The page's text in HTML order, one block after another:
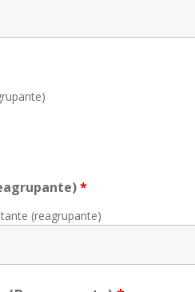
*
(reagrupante)